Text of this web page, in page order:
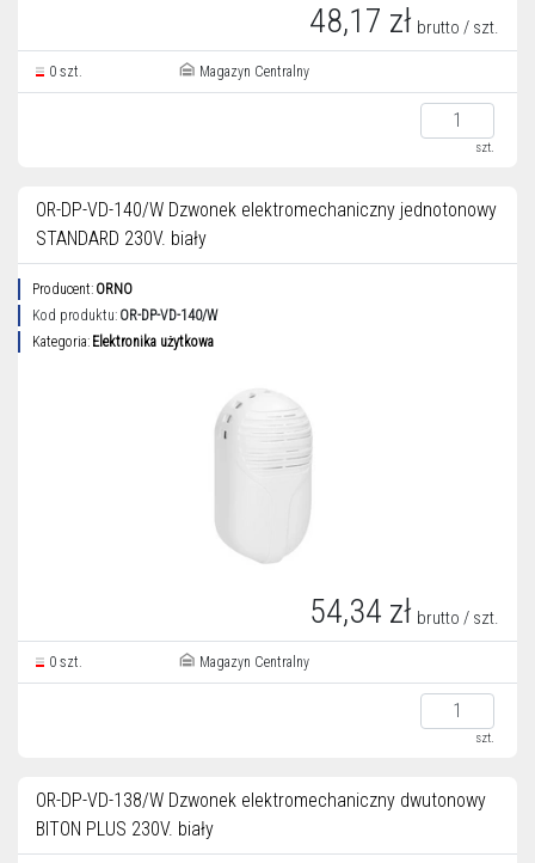
48,17 zł brutto / szt.
0 szt. Magazyn Centralny
szt.
OR-DP-VD-140/W Dzwonek elektromechaniczny jednotonowy
STANDARD 230V. biały
Producent: ORNO
Kod produktu: OR-DP-VD-140/W
Kategoria: Elektronika użytkowa
54,34 zł brutto / szt.
0 szt. Magazyn Centralny
szt.
OR-DP-VD-138/W Dzwonek elektromechaniczny dwutonowy
BITON PLUS 230V. biały